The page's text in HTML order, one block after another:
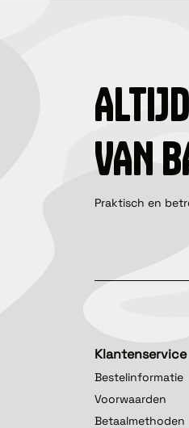
VAN
Praktisch en
Klantenservice
Bestelinformatie
Voorwaarden
Betaalmethoden